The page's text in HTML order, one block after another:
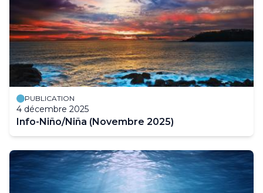
PUBLICATION
4 décembre 2025
Info-Niño/Niña (Novembre 2025)